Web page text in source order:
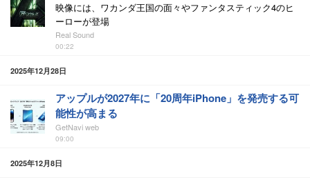
映像には、ワカンダ王国の面々やファンタスティック4のヒ
ーローが登場
Real Sound
00:22
2025年12月28日
アップルが2027年に「20周年iPhone」を発売する可
能性が高まる
GetNavi web
09:00
2025年12月8日